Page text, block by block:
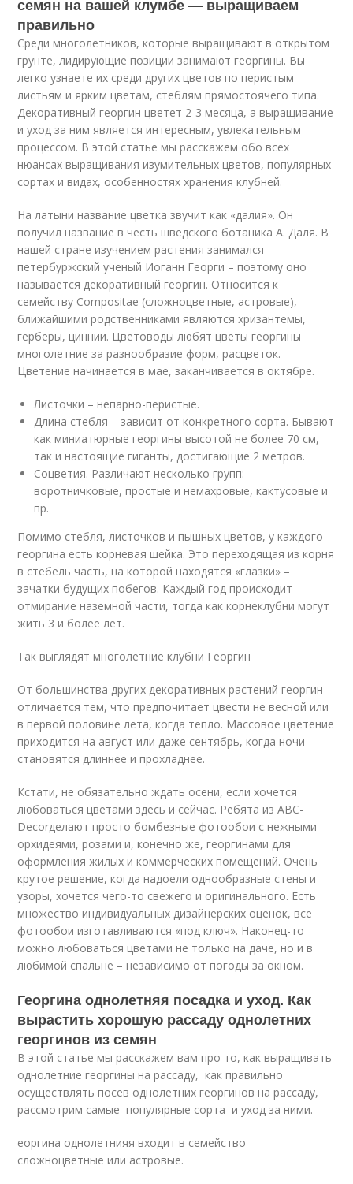
семян на вашей клумбе — выращиваем
правильно
Среди многолетников, которые выращивают в открытом
грунте, лидирующие позиции занимают георгины. Вы
легко узнаете их среди других цветов по перистым
листьям и ярким цветам, стеблям прямостоячего типа.
Декоративный георгин цветет 2-3 месяца, а выращивание
и уход за ним является интересным, увлекательным
процессом. В этой статье мы расскажем обо всех
нюансах выращивания изумительных цветов, популярных
сортах и видах, особенностях хранения клубней.
На латыни название цветка звучит как «далия». Он
получил название в честь шведского ботаника А. Даля. В
нашей стране изучением растения занимался
петербуржский ученый Иоганн Георги – поэтому оно
называется декоративный георгин. Относится к
семейству Compositae (сложноцветные, астровые),
ближайшими родственниками являются хризантемы,
герберы, циннии. Цветоводы любят цветы георгины
многолетние за разнообразие форм, расцветок.
Цветение начинается в мае, заканчивается в октябре.
Листочки – непарно-перистые.
Длина стебля – зависит от конкретного сорта. Бывают
как миниатюрные георгины высотой не более 70 см,
так и настоящие гиганты, достигающие 2 метров.
Соцветия. Различают несколько групп:
воротничковые, простые и немахровые, кактусовые и
пр.
Помимо стебля, листочков и пышных цветов, у каждого
георгина есть корневая шейка. Это переходящая из корня
в стебель часть, на которой находятся «глазки» –
зачатки будущих побегов. Каждый год происходит
отмирание наземной части, тогда как корнеклубни могут
жить 3 и более лет.
Так выглядят многолетние клубни Георгин
От большинства других декоративных растений георгин
отличается тем, что предпочитает цвести не весной или
в первой половине лета, когда тепло. Массовое цветение
приходится на август или даже сентябрь, когда ночи
становятся длиннее и прохладнее.
Кстати, не обязательно ждать осени, если хочется
любоваться цветами здесь и сейчас. Ребята из ABC-
Decorделают просто бомбезные фотообои с нежными
орхидеями, розами и, конечно же, георгинами для
оформления жилых и коммерческих помещений. Очень
крутое решение, когда надоели однообразные стены и
узоры, хочется чего-то свежего и оригинального. Есть
множество индивидуальных дизайнерских оценок, все
фотообои изготавливаются «под ключ». Наконец-то
можно любоваться цветами не только на даче, но и в
любимой спальне – независимо от погоды за окном.
Георгина однолетняя посадка и уход. Как
вырастить хорошую рассаду однолетних
георгинов из семян
В этой статье мы расскажем вам про то, как выращивать
однолетние георгины на рассаду, как правильно
осуществлять посев однолетних георгинов на рассаду,
рассмотрим самые популярные сорта и уход за ними.
еоргина однолетнияя входит в семейство
сложноцветные или астровые.